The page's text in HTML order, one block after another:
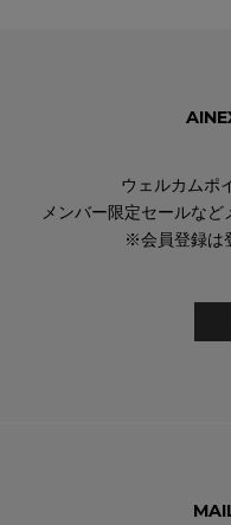
ウェルカムポ
メンバー限定セールな
※会員登録は